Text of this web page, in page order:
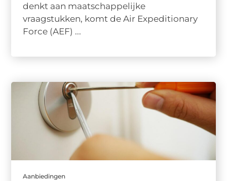
denkt aan maatschappelijke
vraagstukken, komt de Air Expeditionary
Force (AEF) ...
Aanbiedingen